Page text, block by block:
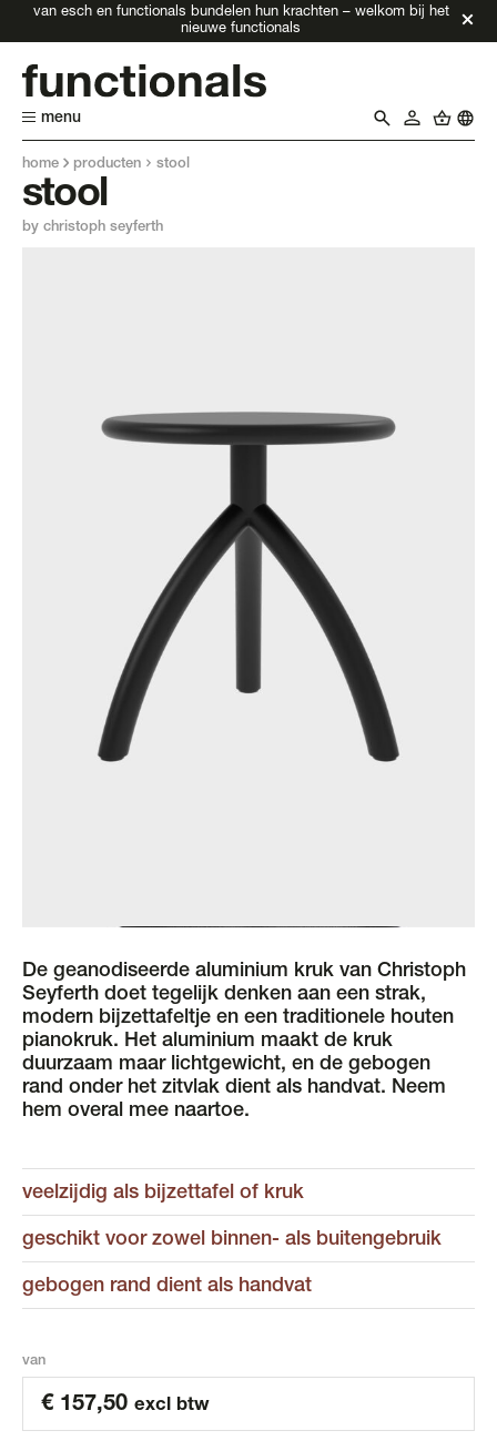
van esch en functionals bundelen hun krachten – welkom bij het
nieuwe functionals
menu
home producten stool
stool
by christoph seyferth
De geanodiseerde aluminium kruk van Christoph
Seyferth doet tegelijk denken aan een strak,
modern bijzettafeltje en een traditionele houten
pianokruk. Het aluminium maakt de kruk
duurzaam maar lichtgewicht, en de gebogen
rand onder het zitvlak dient als handvat. Neem
hem overal mee naartoe.
veelzijdig als bijzettafel of kruk
geschikt voor zowel binnen- als buitengebruik
gebogen rand dient als handvat
van
€ 157,50 excl btw